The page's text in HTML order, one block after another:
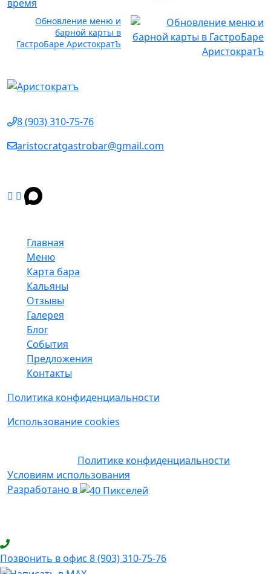
Обновление меню и
барной карты в
ГастроБаре АристократЪ
8 (903) 310‑75‑76
aristocratgastrobar@gmail.com
Главная
Меню
Карта бара
Кальяны
Отзывы
Галерея
Блог
События
Предложения
Контакты
Политика конфиденциальности
Использование cookies
Политике конфиденциальности
Условиям использования
Разработано в
Позвонить в офис 8 (903) 310‑75‑76